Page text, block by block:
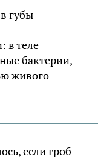
губы
в теле
бактерии,
живого
если гроб